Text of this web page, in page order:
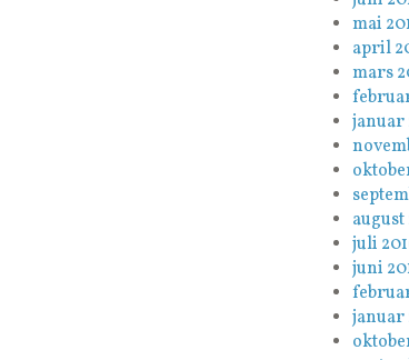
mai
april
mars
januar
august
juli
juni
januar